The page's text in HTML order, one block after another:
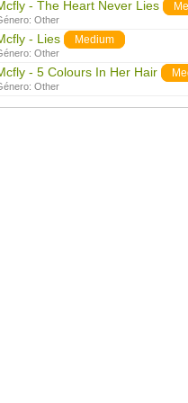
- The Heart Never Lies
Other
- Lies Medium
Other
- 5 Colours In Her Hair
Other